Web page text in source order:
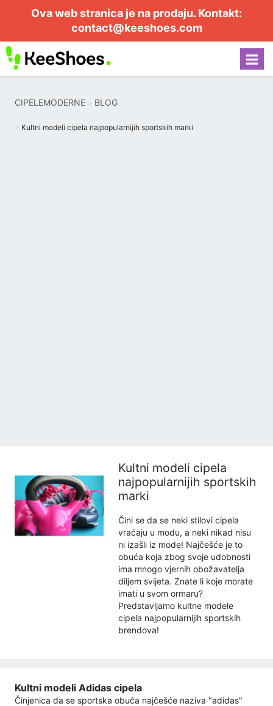
Ova web stranica je na prodaju. Kontakt:
contact@keeshoes.com
CIPELEMODERNE BLOG
Kultni modeli cipela najpopularnijih sportskih marki
Kultni modeli cipela
najpopularnijih sportskih
marki
Čini se da se neki stilovi cipela
vraćaju u modu, a neki nikad nisu
ni izašli iz mode! Najčešće je to
obuća koja zbog svoje udobnosti
ima mnogo vjernih obožavatelja
diljem svijeta. Znate li koje morate
imati u svom ormaru?
Predstavljamo kultne modele
cipela najpopularnijih sportskih
brendova!
Kultni modeli Adidas cipela
Činjenica da se sportska obuća najčešće naziva "adidas"